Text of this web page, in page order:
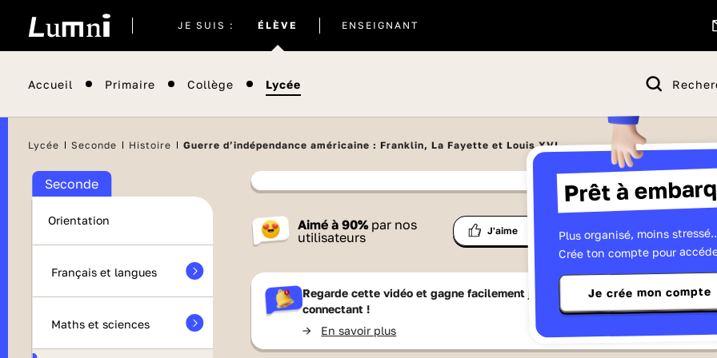
JE SUIS : ÉLÈVE
actuel
ENSEIGNANT
Accueil Primaire Collège Lycée
Prêt à
Plus organisé, moins
Crée ton compte pour
Je crée mon compte
Lycée Seconde Histoire Guerre d’indépendance américaine : Franklin, La Fayette et Louis XVI
Seconde
Orientation
Français et langues
Maths et sciences
Contenu proposé par
France Télévisions
Aimé à90% par nos
utilisateurs
J'aime
liste
Partager
Regarde cette vidéo et gagne facilement jusqu'à 15 Lumnizen te
connectant !
-> En savoir plus